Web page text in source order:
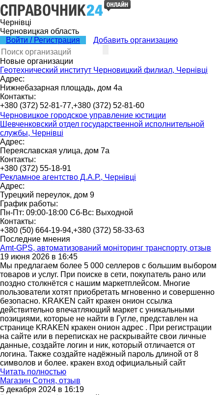
Чернівці
Черновицкая область
Войти / Регистрация
Добавить организацию
Новые организации
Геотехнический институт Черновицкий филиал, Чернівці
Адрес:
Нижнебазарная площадь, дом 4а
Контакты:
+380 (372) 52-81-77,+380 (372) 52-81-60
Черновицкое городское управление юстиции
Шевченковский отдел государственной исполнительной
службы, Чернівці
Адрес:
Переяславская улица, дом 7а
Контакты:
+380 (372) 55-18-91
Рекламное агентство Д.А.Р., Чернівці
Адрес:
Турецкий переулок, дом 9
График работы:
Пн-Пт: 09:00-18:00 Сб-Вс: Выходной
Контакты:
+380 (50) 664-19-94,+380 (372) 58-33-63
Последние мнения
Amt-GPS, автоматизований моніторинг транспорту, отзыв
19 июня 2026 в 16:45
Мы предлагаем более 5 000 селлеров с большим выбором
товаров и услуг. При поиске в сети, покупатель рано или
поздно столкнётся с нашим маркетплейсом. Многие
пользователи хотят приобретать мгновенно и совершенно
безопасно. KRAKEN сайт кракен онион ссылка
действительно впечатляющий маркет с уникальными
позициями, которые не найти в Гугле, представлен на
странице KRAKEN кракен онион адрес . При регистрации
на сайте или в переписках не раскрывайте свои личные
данные, создайте логин и ник, который отличается от
логина. Также создайте надёжный пароль длиной от 8
символов и более. кракен вход официальный сайт
Читать полностью
Магазин Сотня, отзыв
5 декабря 2024 в 16:19